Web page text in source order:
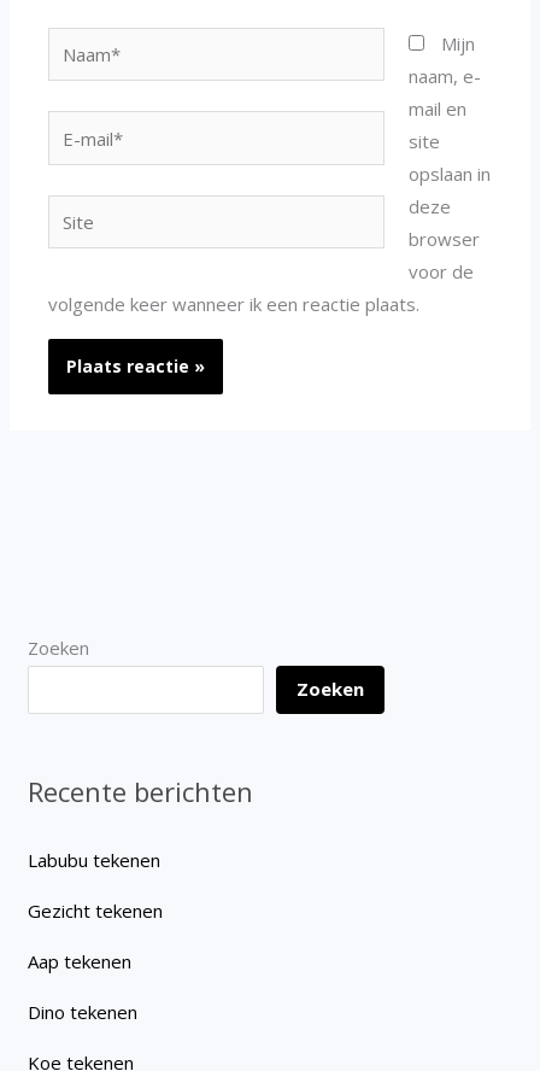
mail*
Mijn
naam, e-
mail en
site
opslaan in
deze
browser
voor de
volgende keer wanneer ik een reactie plaats.
Zoeken
Zoeken
Recente berichten
Labubu tekenen
Gezicht tekenen
Aap tekenen
Dino tekenen
Koe tekenen